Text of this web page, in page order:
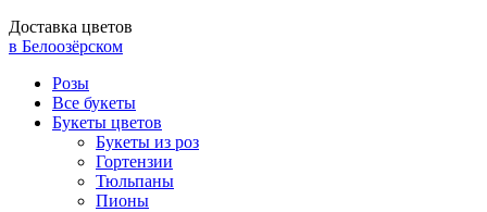
Доставка цветов
в Белоозёрском
Розы
Все букеты
Букеты цветов
Букеты из роз
Гортензии
Тюльпаны
Пионы